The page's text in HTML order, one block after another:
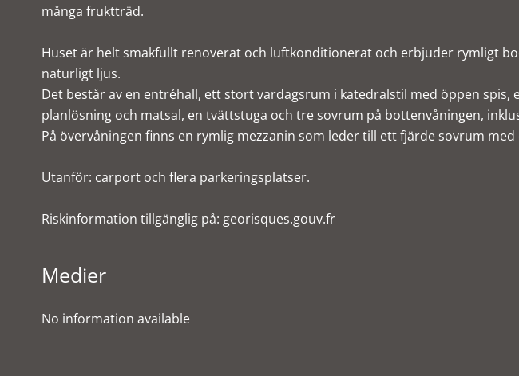
många fruktträd.
Huset är helt smakfullt renoverat och luftkonditionerat och erbjuder rymligt
naturligt ljus.
Det består av en entréhall, ett stort vardagsrum i katedralstil med öppen spis,
planlösning och matsal, en tvättstuga och tre sovrum på bottenvåningen,
På övervåningen finns en rymlig mezzanin som leder till ett fjärde sovrum
Utanför: carport och flera parkeringsplatser.
Riskinformation tillgänglig på: georisques.gouv.fr
Medier
No information available